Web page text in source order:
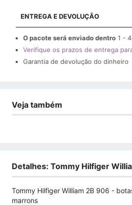
ENTREGA E DEVOLUÇÃO
O pacote será enviado dentro 1 -
Verifique os prazos de entrega
Garantia de devolução do dinheiro
Veja também
Detalhes: Tommy Hilfiger
Tommy Hilfiger William 2B 906 -
marrons